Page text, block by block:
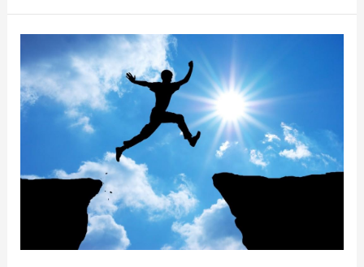
come
diventare
più
quattro